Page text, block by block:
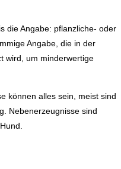
die Angabe: pflanzliche- oder
Angabe, die in der
wird, um minderwertige
können alles sein, meist sind
Nebenerzeugnisse sind